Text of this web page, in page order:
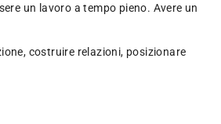
un lavoro a tempo pieno. Avere un
costruire relazioni, posizionare